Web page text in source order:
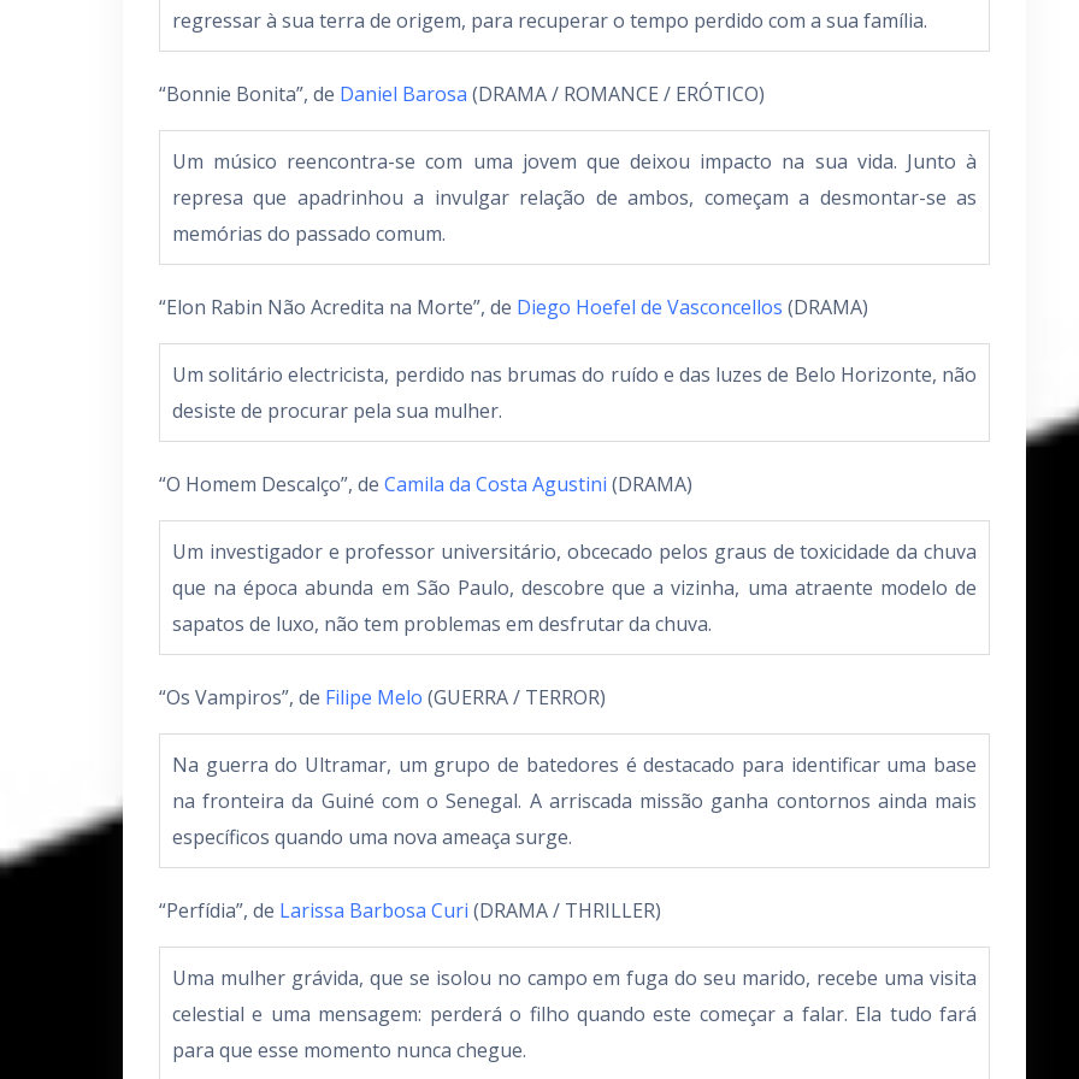
regressar à sua terra de origem, para recuperar o tempo perdido com a sua família.
“Bonnie Bonita”, de Daniel Barosa (DRAMA / ROMANCE / ERÓTICO)
Um músico reencontra-se com uma jovem que deixou impacto na sua vida. Junto à
represa que apadrinhou a invulgar relação de ambos, começam a desmontar-se as
memórias do passado comum.
“Elon Rabin Não Acredita na Morte”, de Diego Hoefel de Vasconcellos (DRAMA)
Um solitário electricista, perdido nas brumas do ruído e das luzes de Belo Horizonte, não
desiste de procurar pela sua mulher.
“O Homem Descalço”, de Camila da Costa Agustini (DRAMA)
Um investigador e professor universitário, obcecado pelos graus de toxicidade da chuva
que na época abunda em São Paulo, descobre que a vizinha, uma atraente modelo de
sapatos de luxo, não tem problemas em desfrutar da chuva.
“Os Vampiros”, de Filipe Melo (GUERRA / TERROR)
Na guerra do Ultramar, um grupo de batedores é destacado para identificar uma base
na fronteira da Guiné com o Senegal. A arriscada missão ganha contornos ainda mais
específicos quando uma nova ameaça surge.
“Perfídia”, de Larissa Barbosa Curi (DRAMA / THRILLER)
Uma mulher grávida, que se isolou no campo em fuga do seu marido, recebe uma visita
celestial e uma mensagem: perderá o filho quando este começar a falar. Ela tudo fará
para que esse momento nunca chegue.